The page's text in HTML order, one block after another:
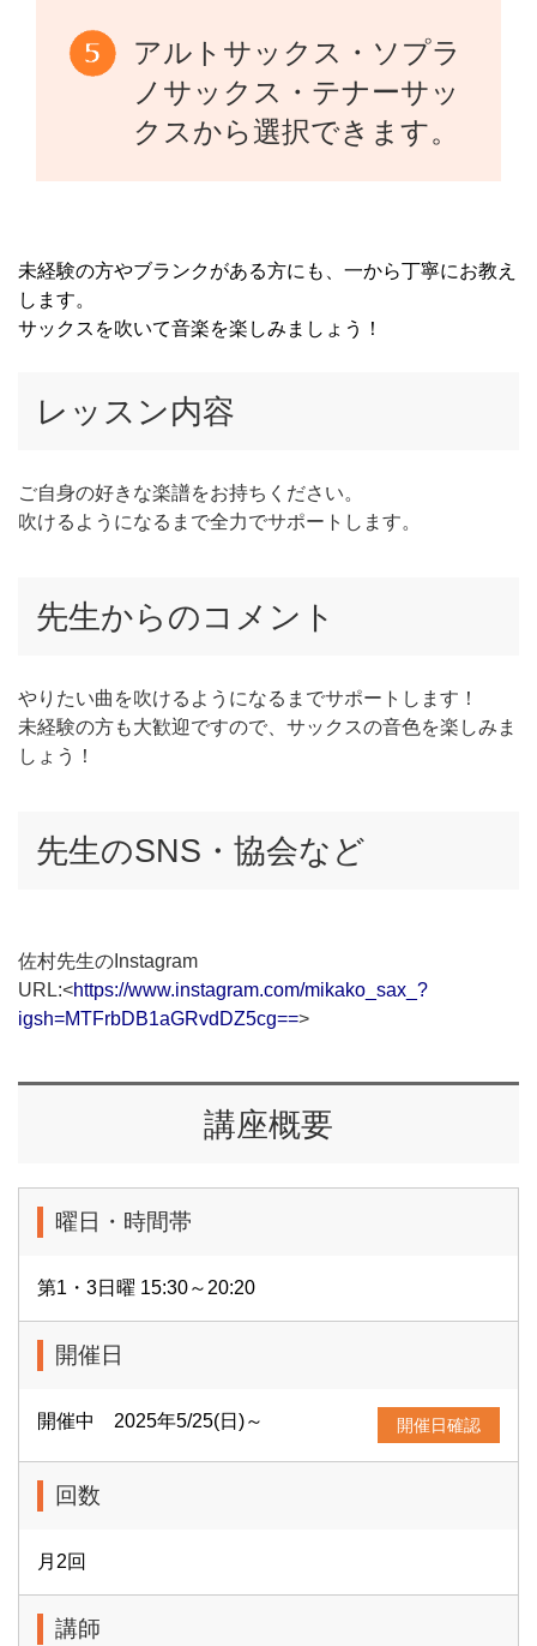
アルトサックス・ソプラ
ノサックス・テナーサッ
クスから選択できます。
未経験の方やブランクがある方にも、一から丁寧にお教え
します。
サックスを吹いて音楽を楽しみましょう！
レッスン内容
ご自身の好きな楽譜をお持ちください。
吹けるようになるまで全力でサポートします。
先生からのコメント
やりたい曲を吹けるようになるまでサポートします！
未経験の方も大歓迎ですので、サックスの音色を楽しみま
しょう！
先生のSNS・協会など
佐村先生のInstagram
URL:<https://www.instagram.com/mikako_sax_?
igsh=MTFrbDB1aGRvdDZ5cg==>
講座概要
曜日・時間帯
第1・3日曜 15:30～20:20
開催日
開催中 2025年5/25(日)～ 開催日確認
回数
月2回
講師